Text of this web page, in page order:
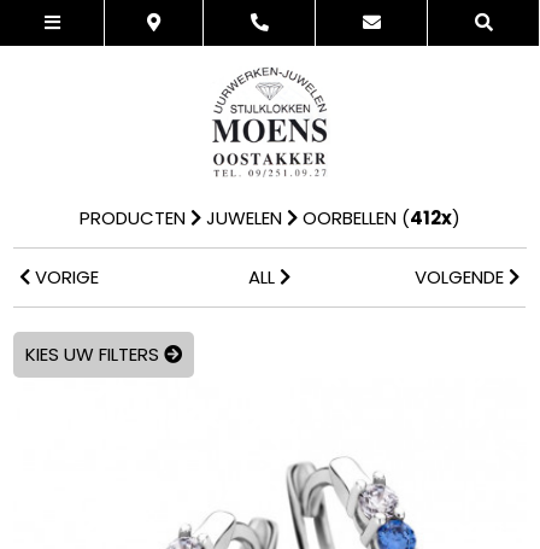
PRODUCTEN JUWELEN OORBELLEN (412x)
VORIGE ALL VOLGENDE
KIES UW FILTERS